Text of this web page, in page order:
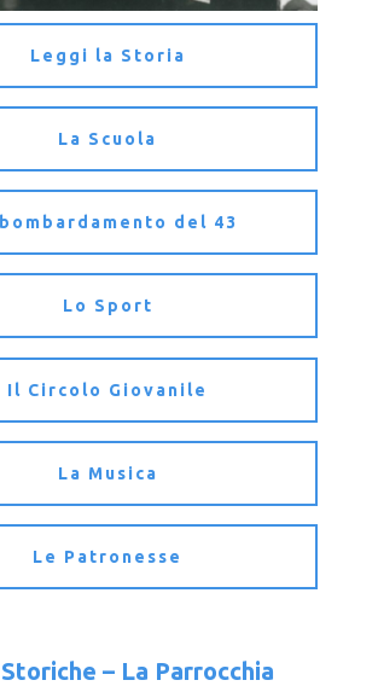
Leggi la Storia
La Scuola
del 43
Lo Sport
Il Circolo Giovanile
La Musica
Le Patronesse
– La Parrocchia